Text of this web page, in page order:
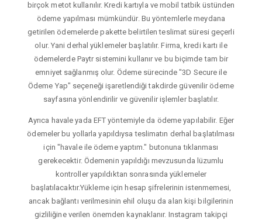
birçok metot kullanılır. Kredi kartıyla ve mobil tatbik üstünden
ödeme yapılması mümkündür. Bu yöntemlerle meydana
getirilen ödemelerde pakette belirtilen teslimat süresi geçerli
olur. Yani derhal yüklemeler başlatılır. Firma, kredi kartı ile
ödemelerde Paytr sistemini kullanır ve bu biçimde tam bir
emniyet sağlanmış olur. Ödeme sürecinde "3D Secure ile
Ödeme Yap" seçeneği işaretlendiği takdirde güvenilir ödeme
sayfasına yönlendirilir ve güvenilir işlemler başlatılır.
Ayrıca havale yada EFT yöntemiyle da ödeme yapılabilir. Eğer
ödemeler bu yollarla yapıldıysa teslimatın derhal başlatılması
için "havale ile ödeme yaptım." butonuna tıklanması
gerekecektir. Ödemenin yapıldığı mevzusunda lüzumlu
kontroller yapıldıktan sonrasında yüklemeler
başlatılacaktır.Yükleme için hesap şifrelerinin istenmemesi,
ancak bağlantı verilmesinin ehil oluşu da alan kişi bilgilerinin
gizliliğine verilen önemden kaynaklanır. Instagram takipçi